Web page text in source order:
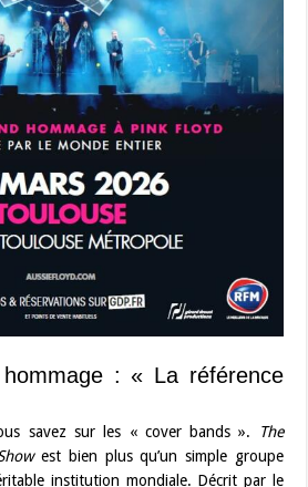
hommage : « La référence
savez sur les « cover bands ».
The
est bien plus qu’un simple groupe
institution mondiale. Décrit par le